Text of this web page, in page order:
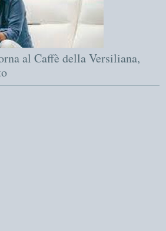
al Caffè della Versiliana,